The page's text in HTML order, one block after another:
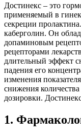
Достинекс – это
применяемый в
секреции
каберголин. Он
допаминовым
рецепторами
длительный эффект
падения его
изменения
снижения
дозировки.
1.